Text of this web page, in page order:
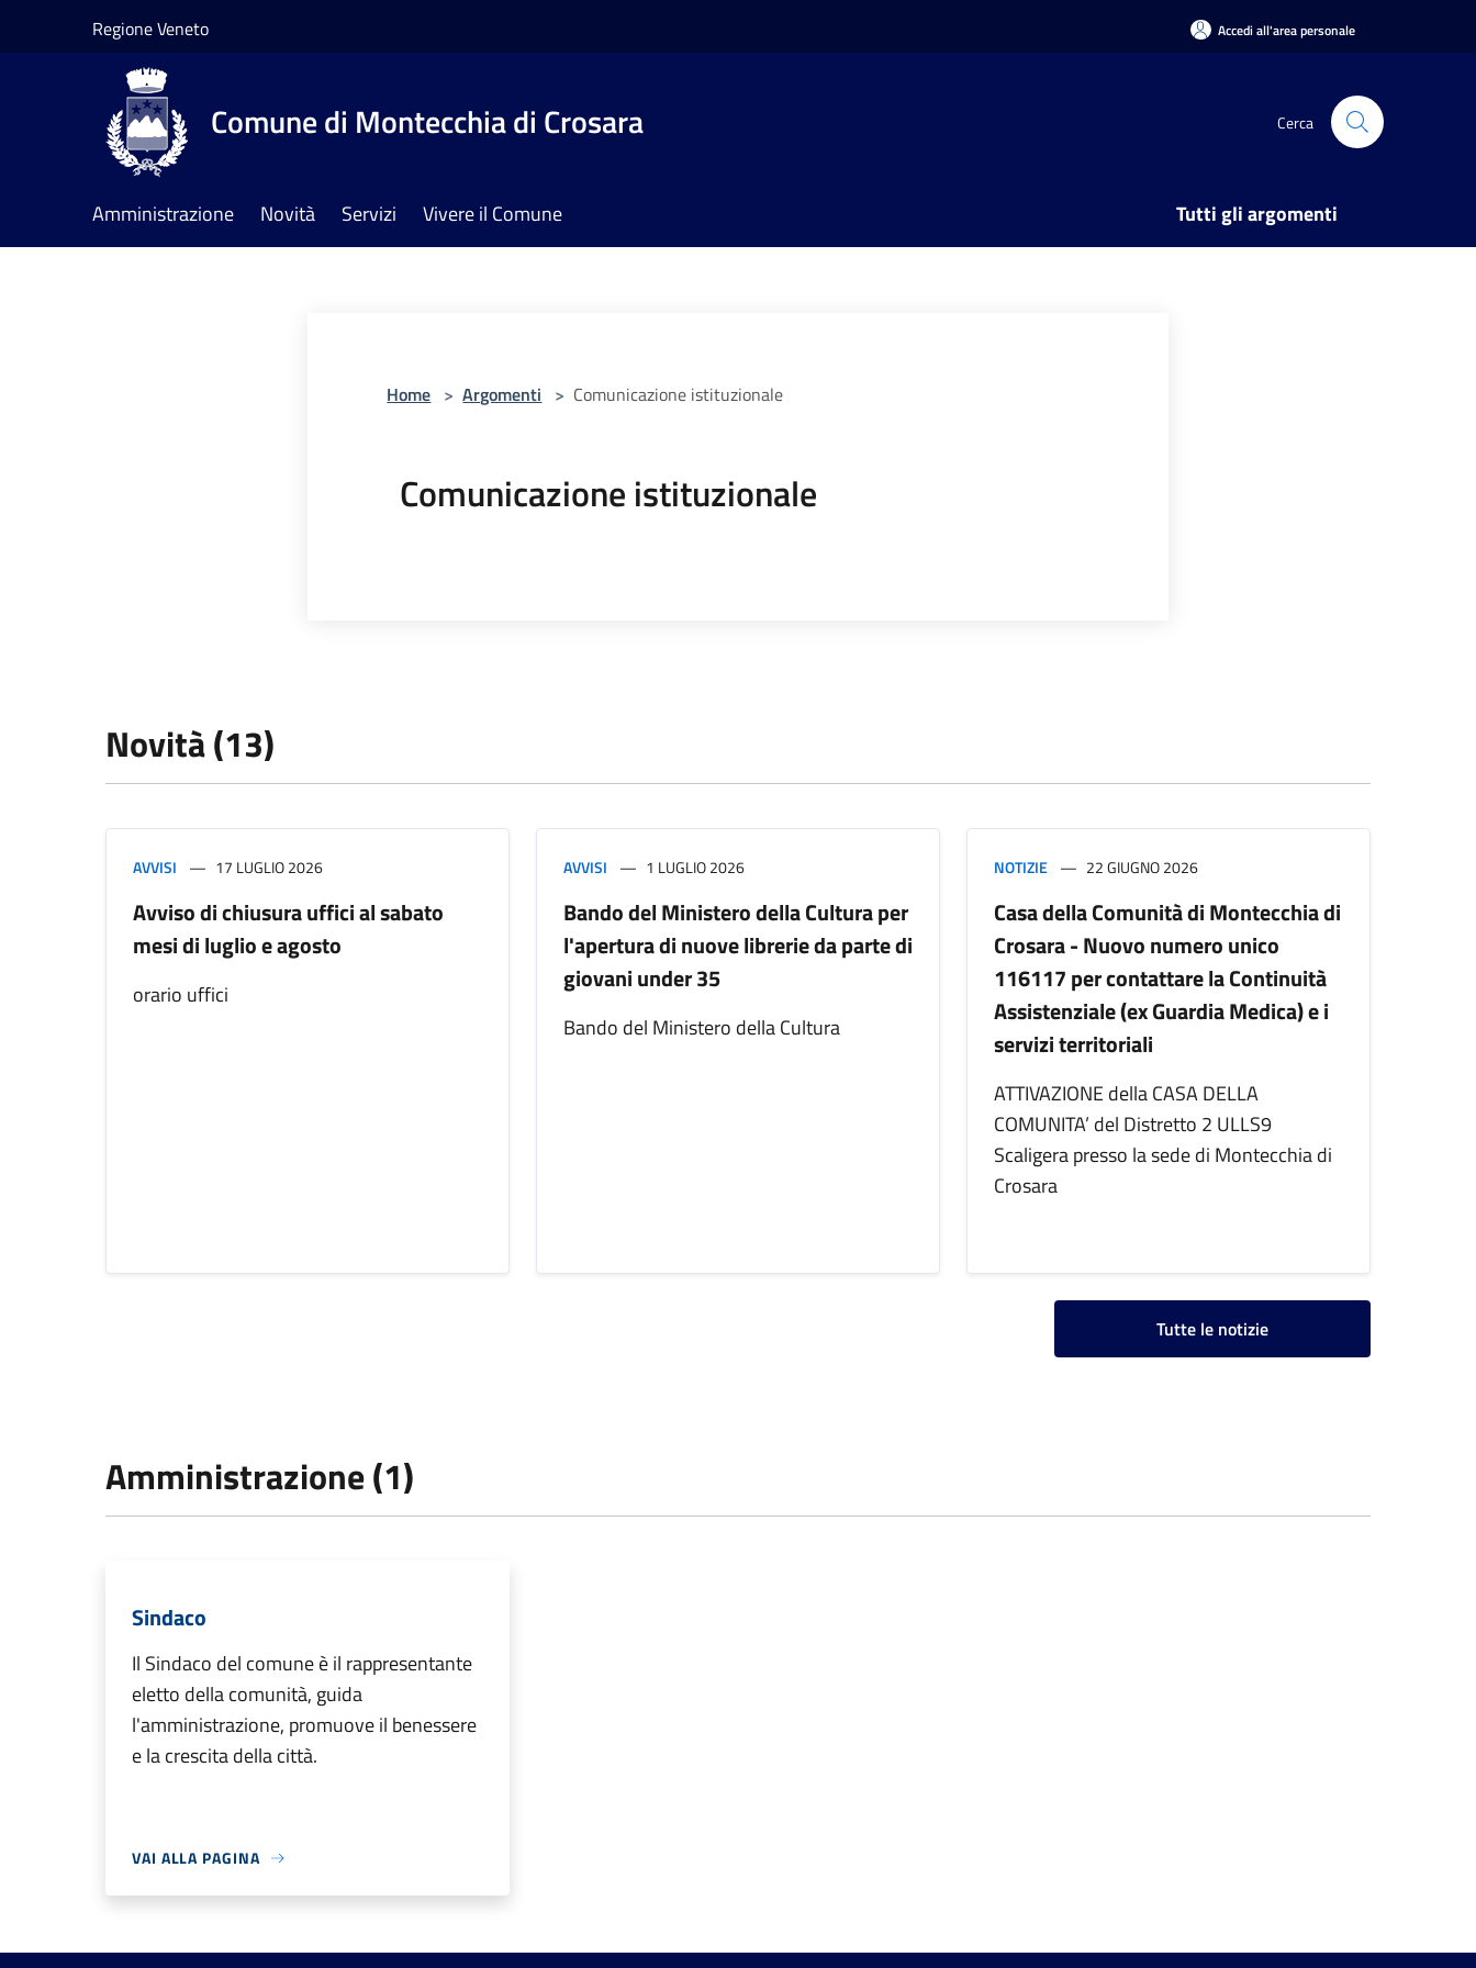
Regione Veneto Accedi all'area personale
Comune di Montecchia di Crosara Cerca
Amministrazione Novità Servizi Vivere il Comune Tutti gli argomenti
Home > Argomenti > Comunicazione istituzionale
Comunicazione istituzionale
Novità (13)
AVVISI 17 LUGLIO 2026
Avviso di chiusura uffici al sabato
mesi di luglio e agosto
orario uffici
AVVISI 1 LUGLIO 2026
Bando del Ministero della Cultura per
l'apertura di nuove librerie da parte di
giovani under 35
Bando del Ministero della Cultura
NOTIZIE 22 GIUGNO 2026
Casa della Comunità di Montecchia di
Crosara - Nuovo numero unico
116117 per contattare la Continuità
Assistenziale (ex Guardia Medica) e i
servizi territoriali
ATTIVAZIONE della CASA DELLA
COMUNITA’ del Distretto 2 ULLS9
Scaligera presso la sede di Montecchia di
Crosara
Tutte le notizie
Amministrazione (1)
Sindaco
Il Sindaco del comune è il rappresentante
eletto della comunità, guida
l'amministrazione, promuove il benessere
e la crescita della città.
VAI ALLA PAGINA